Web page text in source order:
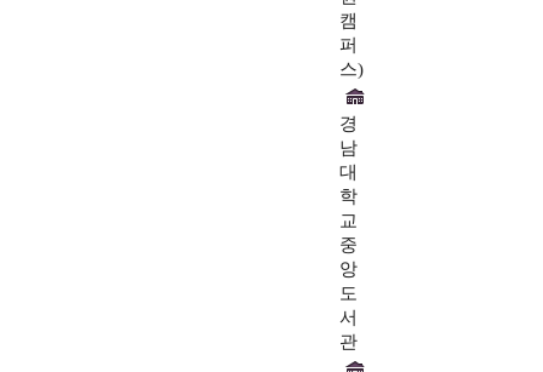
캠
퍼
스)
경
남
대
학
교
중
앙
도
서
관